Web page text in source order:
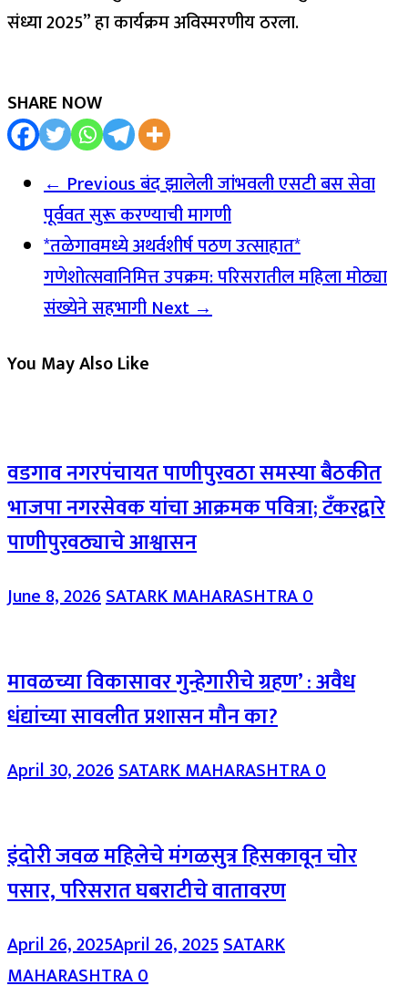
संध्या 2025” हा कार्यक्रम अविस्मरणीय ठरला.
SHARE NOW
← Previousबंद झालेली जांभवली एसटी बस सेवा
पूर्ववत सुरू करण्याची मागणी
*तळेगावमध्ये अथर्वशीर्ष पठण उत्साहात*
गणेशोत्सवानिमित्त उपक्रम: परिसरातील महिला मोठ्या
संख्येने सहभागीNext →
You May Also Like
वडगाव नगरपंचायत पाणीपुरवठा समस्या बैठकीत
भाजपा नगरसेवक यांचा आक्रमक पवित्रा; टँकरद्वारे
पाणीपुरवठ्याचे आश्वासन
June 8, 2026SATARK MAHARASHTRA0
मावळच्या विकासावर गुन्हेगारीचे ग्रहण’ : अवैध
धंद्यांच्या सावलीत प्रशासन मौन का?
April 30, 2026SATARK MAHARASHTRA0
इंदोरी जवळ महिलेचे मंगळसुत्र हिसकावून चोर
पसार, परिसरात घबराटीचे वातावरण
April 26, 2025April 26, 2025SATARK
MAHARASHTRA0